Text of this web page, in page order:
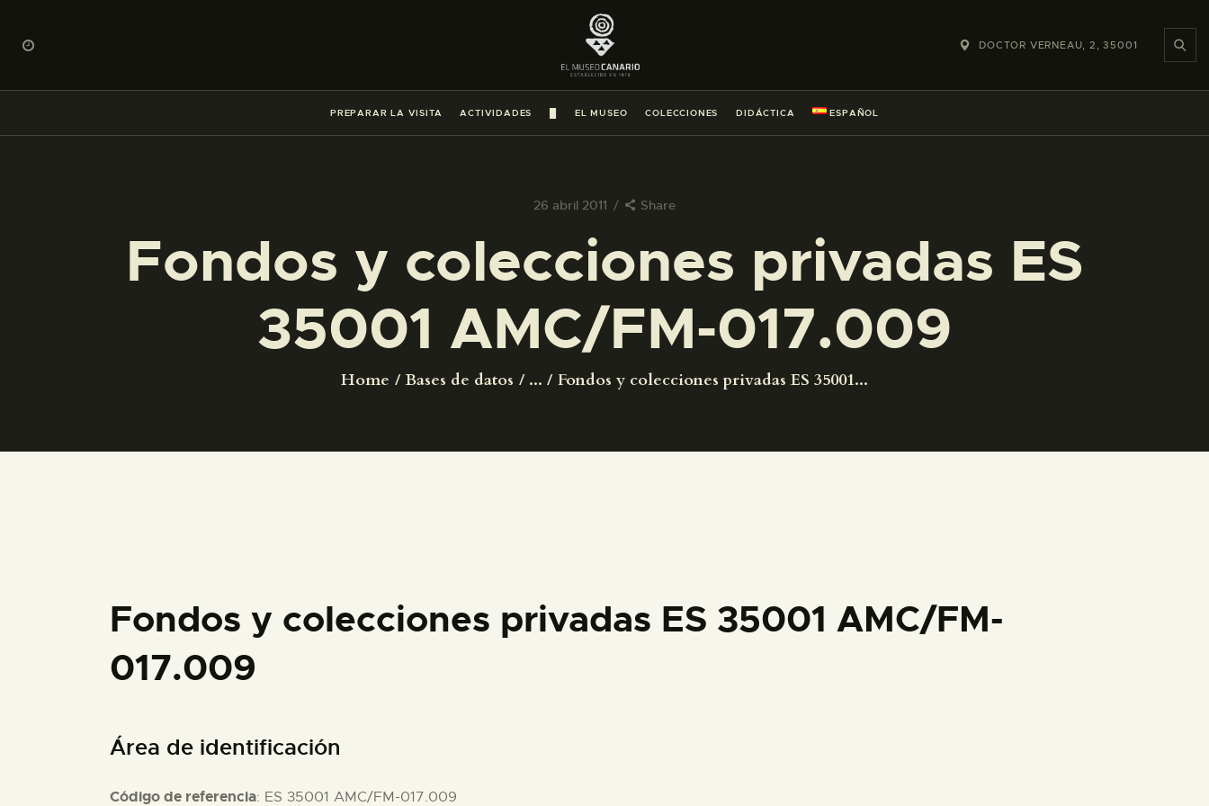
DOCTOR VERNEAU, 2, 35001
PREPARAR LA VISITA ACTIVIDADES EL MUSEO COLECCIONES DIDÁCTICA ESPAÑOL
26 abril 2011 Share
Fondos y colecciones privadas ES
35001 AMC/FM-017.009
Home Bases de datos ... Fondos y colecciones privadas ES 35001...
PREPARAR LA VISITA
ACTIVIDADES
█
COLECCIONES
DIDÁCTICA
ESPAÑOL
Fondos y colecciones privadas ES 35001 AMC/FM-
017.009
Área de identificación
Código de referencia: ES 35001 AMC/FM-017.009